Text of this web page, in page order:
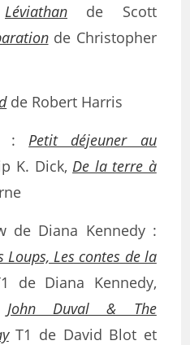
Léviathan de Scott
de Christopher
de Robert Harris
:Petit déjeuner au
K. Dick,De la terre à
de Diana Kennedy :
Loups, Les contes de la
de Diana Kennedy,
John Duval & The
T1 de David Blot et